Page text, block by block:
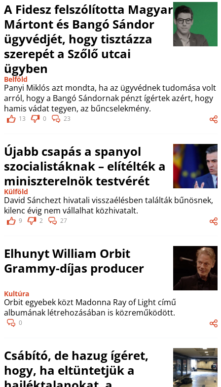
A Fidesz felszólította Magyar
Mártont és Bangó Sándor
ügyvédjét, hogy tisztázza
szerepét a Szőlő utcai
ügyben
Belföld
Panyi Miklós azt mondta, ha az ügyvédnek tudomása volt
arról, hogy a Bangó Sándornak pénzt ígértek azért, hogy
hamis vádat tegyen, az bűncselekmény.
13 0 23
Újabb csapás a spanyol
szocialistáknak – elítélték a
miniszterelnök testvérét
Külföld
David Sánchezt hivatali visszaélésben találták bűnösnek,
kilenc évig nem vállalhat közhivatalt.
9 2 27
Elhunyt William Orbit
Grammy-díjas producer
Kultúra
Orbit egyebek közt Madonna Ray of Light című
albumának létrehozásában is közreműködött.
0
Csábító, de hazug ígéret,
hogy, ha eltüntetjük a